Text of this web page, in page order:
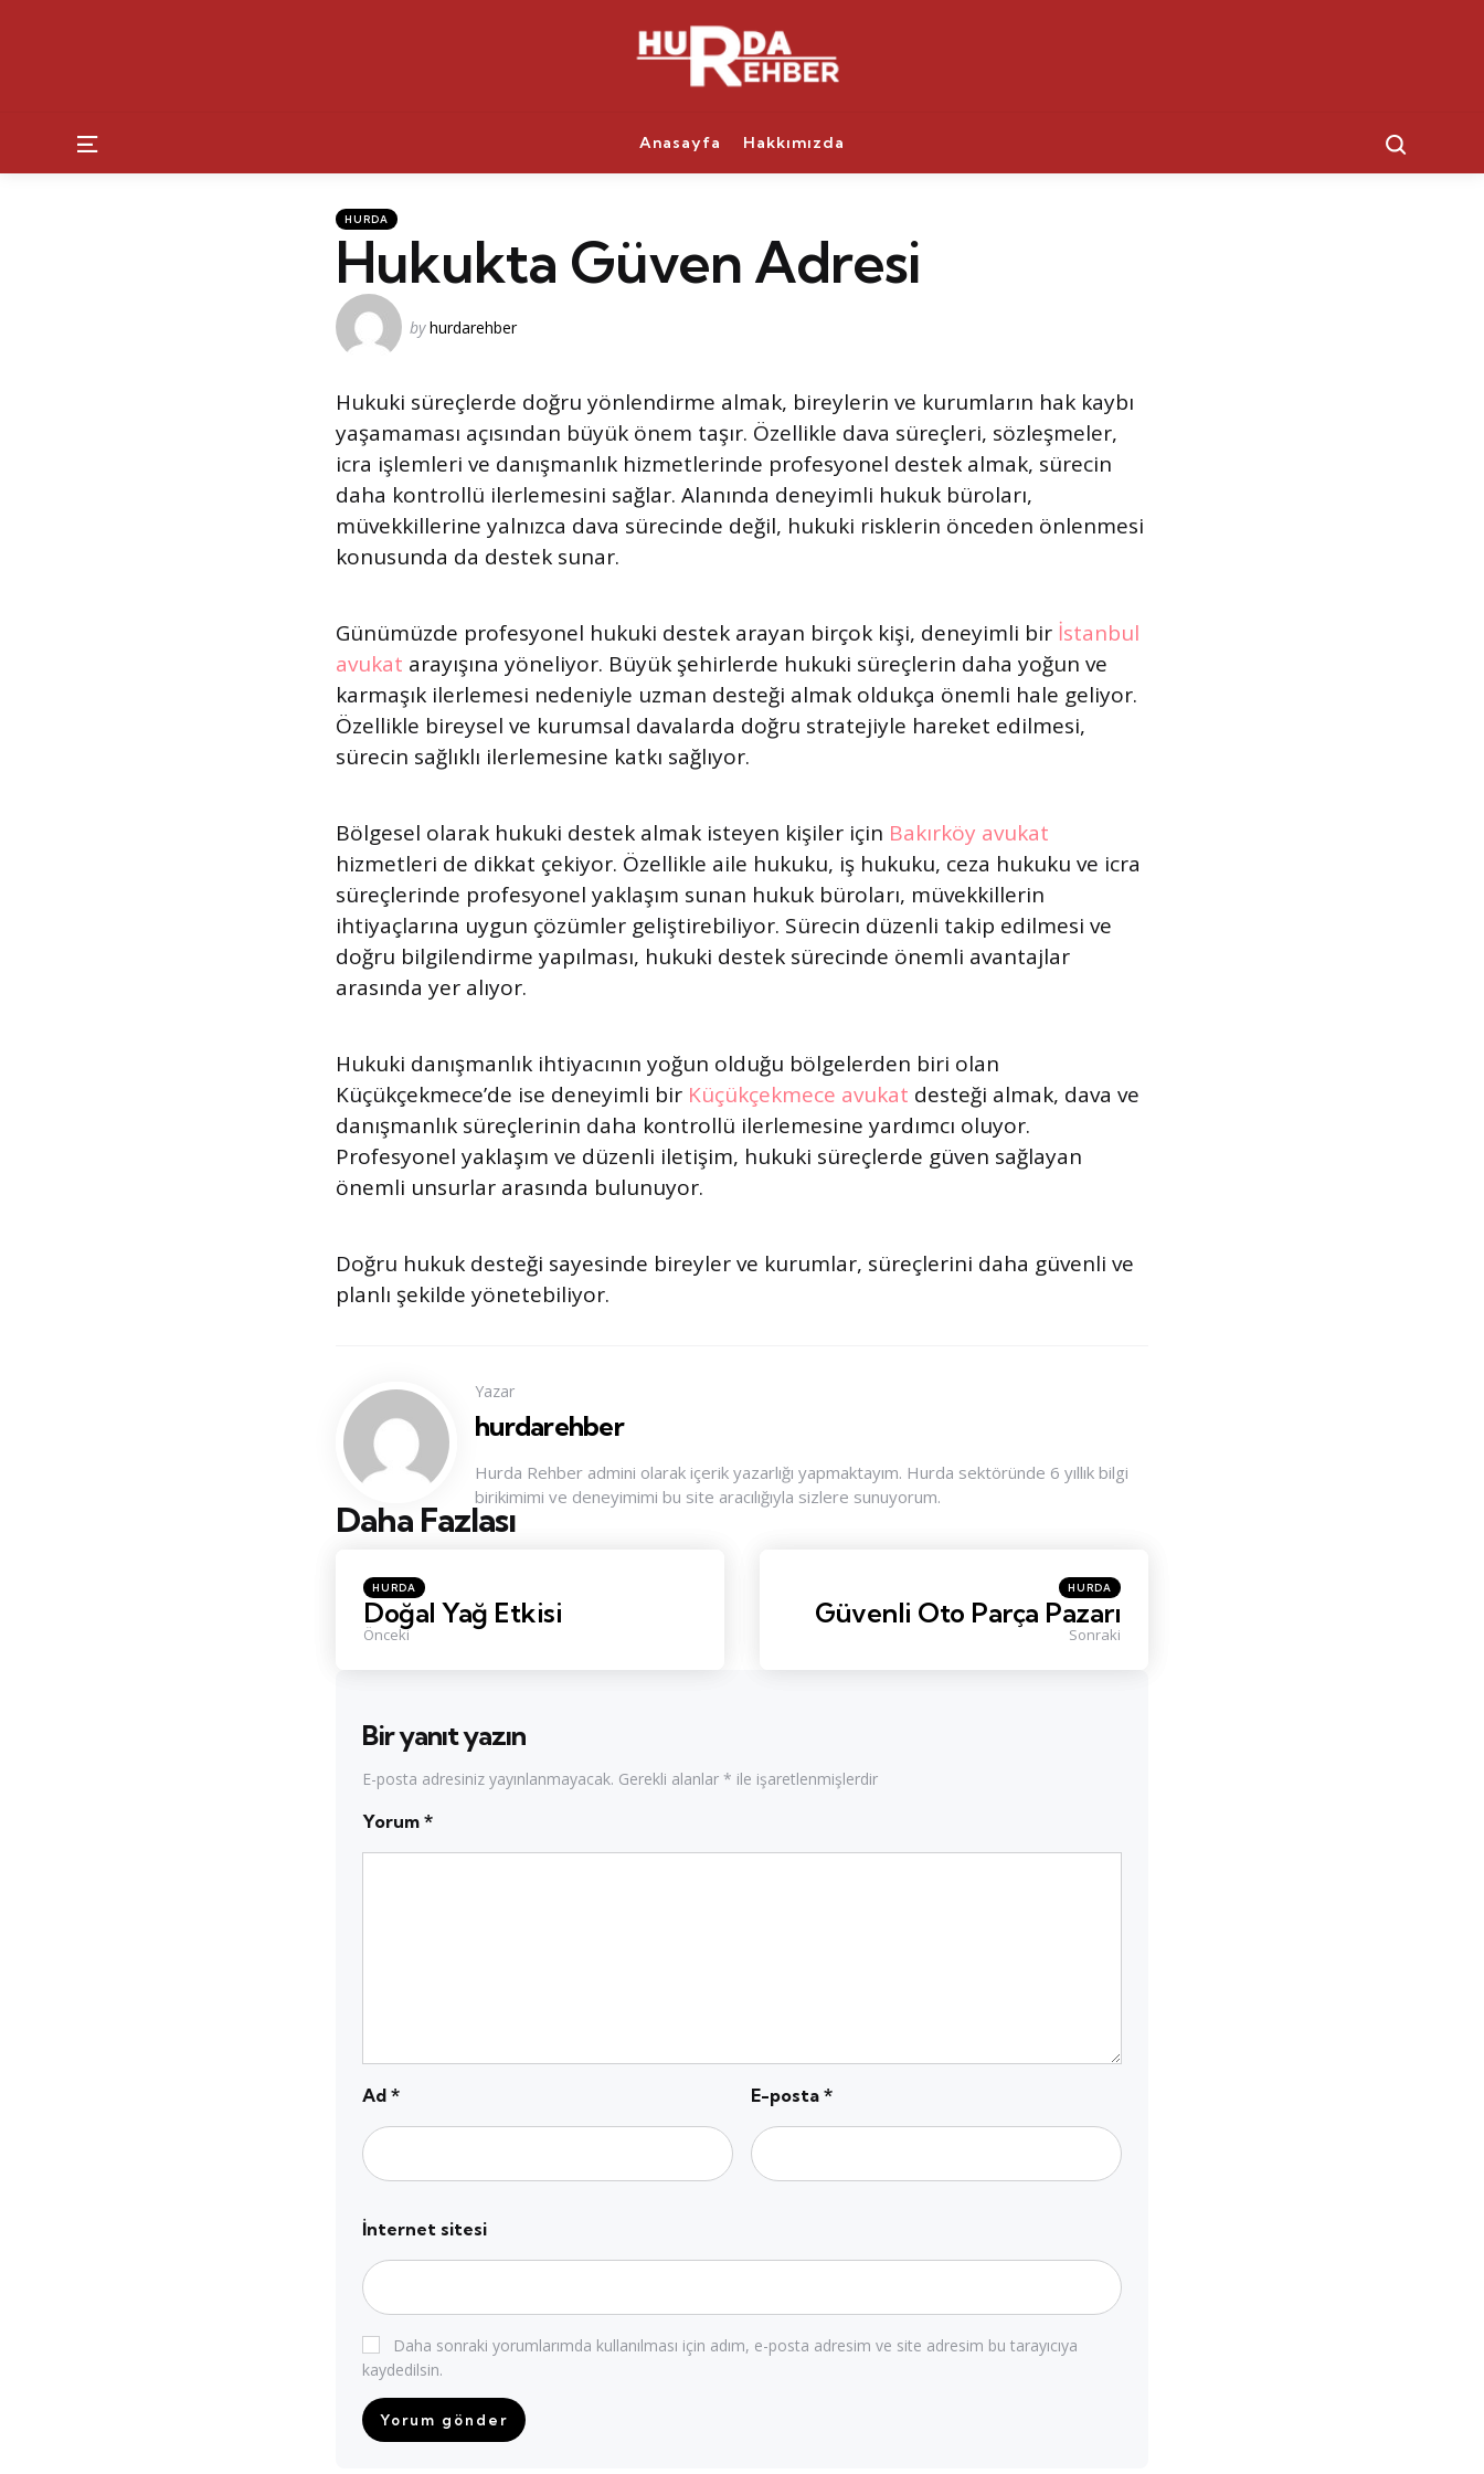
Menu Anasayfa Hakkımızda
Kategoriler
Posted
in
HURDA
Hukukta Güven Adresi
Posted
by hurdarehber
Hukuki süreçlerde doğru yönlendirme almak, bireylerin ve kurumların hak kaybı
yaşamaması açısından büyük önem taşır. Özellikle dava süreçleri, sözleşmeler,
icra işlemleri ve danışmanlık hizmetlerinde profesyonel destek almak, sürecin
daha kontrollü ilerlemesini sağlar. Alanında deneyimli hukuk büroları,
müvekkillerine yalnızca dava sürecinde değil, hukuki risklerin önceden önlenmesi
konusunda da destek sunar.
Günümüzde profesyonel hukuki destek arayan birçok kişi, deneyimli bir İstanbul
avukat arayışına yöneliyor. Büyük şehirlerde hukuki süreçlerin daha yoğun ve
karmaşık ilerlemesi nedeniyle uzman desteği almak oldukça önemli hale geliyor.
Özellikle bireysel ve kurumsal davalarda doğru stratejiyle hareket edilmesi,
sürecin sağlıklı ilerlemesine katkı sağlıyor.
Bölgesel olarak hukuki destek almak isteyen kişiler için Bakırköy avukat
hizmetleri de dikkat çekiyor. Özellikle aile hukuku, iş hukuku, ceza hukuku ve icra
süreçlerinde profesyonel yaklaşım sunan hukuk büroları, müvekkillerin
ihtiyaçlarına uygun çözümler geliştirebiliyor. Sürecin düzenli takip edilmesi ve
doğru bilgilendirme yapılması, hukuki destek sürecinde önemli avantajlar
arasında yer alıyor.
Hukuki danışmanlık ihtiyacının yoğun olduğu bölgelerden biri olan
Küçükçekmece’de ise deneyimli bir Küçükçekmece avukat desteği almak, dava ve
danışmanlık süreçlerinin daha kontrollü ilerlemesine yardımcı oluyor.
Profesyonel yaklaşım ve düzenli iletişim, hukuki süreçlerde güven sağlayan
önemli unsurlar arasında bulunuyor.
Doğru hukuk desteği sayesinde bireyler ve kurumlar, süreçlerini daha güvenli ve
planlı şekilde yönetebiliyor.
Yazar
hurdarehber
Hurda Rehber admini olarak içerik yazarlığı yapmaktayım. Hurda sektöründe 6 yıllık bilgi
birikimimi ve deneyimimi bu site aracılığıyla sizlere sunuyorum.
Daha Fazlası
Konu
Navigasyonu
Posted
in
HURDA
Doğal Yağ Etkisi
Önceki
Posted
in
HURDA
Güvenli Oto Parça Pazarı
Sonraki
Bir yanıt yazın
E-posta adresiniz yayınlanmayacak. Gerekli alanlar * ile işaretlenmişlerdir
Yorum *
Ad * E-posta *
İnternet sitesi
Daha sonraki yorumlarımda kullanılması için adım, e-posta adresim ve site adresim bu tarayıcıya
kaydedilsin.